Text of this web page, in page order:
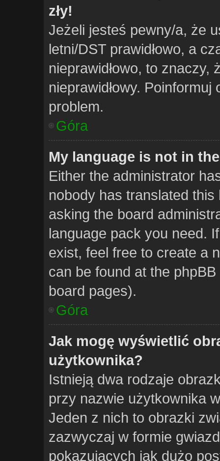
zły!
Jeżeli jesteś pewny/a, że
letni/DST prawidłowo, a
nieprawidłowo, to znaczy,
nieprawidłowy.
problem.
Góra
My language is not in
Either the administrator
nobody has translated
asking the board
language pack you need.
exist, feel free to create a
can be found at the
board pages).
Góra
Jak mogę wyświetlić
użytkownika?
Istnieją dwa rodzaje
przy nazwie użytkownika
Jeden z nich to obrazki
zazwyczaj w formie
pokazujących jak dużo